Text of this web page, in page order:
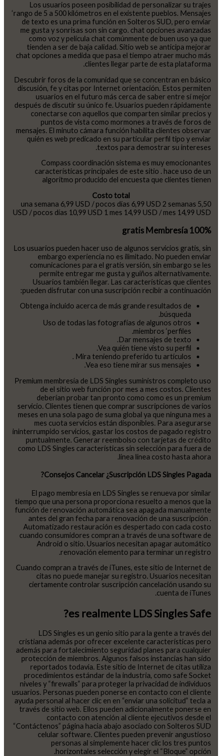
Los usuarios poseen posibilidad de personalizar su trajes
‘rango de 5 a 500 kilómetros en el existente pueblos. Mensajes
de texto es una prima función en Solteros SUD, pero enviar
me gusta y sonrisas son sin cargo. chat opciones avanzadas
como voz y película chat comúnmente de buen uso ya que
tienden a ser de baja calidad. Sitio web se anticipa mejorar
chat opciones a medida que pasa el tiempo atraer mucho más
clientes llegar parte de esta plataforma.
Descubrir foros de la comunidad que se concentran en básico
discusión, fe y citas por Internet orientación. Estos permiten
usuarios en el futuro más cerca de saber entre sí mejor
después de discutir su único fe. Usuarios pueden rápidamente
conectarse con aquellos que comparten similar precios y
puntos de vista como mormones a través de foros de
mensajes. El minuto cámara función habilita clientes observar
quién es web predicado en su particular perfil tipo y enviar
textos para demostrar su intereses.
Compass coordinación sistema es muy emocionantes
características principales de este sitio . hace uso de un
algoritmo producido del encuesta que clientes tienen
Costo total
una semana 6,99 USD / pocos días 6,99 USD 2 semanas 5,50
USD / pocos días 10,99 USD 1 mes 14,99 USD / mes 14,99 USD
100% gratis Membresía
Los usuarios pueden hacer uso de algunos servicios gratis, sin
embargo experiencia no es ilimitado. No pueden enviar
comunicaciones para el gratis versión, sin embargo se les
permite entregar me gusta y guiños alternativamente.
Usuarios también llegar. Las características que clientes
pueden disfrutar con una suscripción recibir a continuación:
Obtenga incluido acerca de más grande resultados de
búsqueda.
Uso de todas las fotografías de algunos otros
miembros ‘perfiles.
Dar mensajes de texto.
Vea quién tiene visto su perfil.
Mira teniendo preferido tu artículos .
Vea eso tiene mirar sus mensajes.
Premium membresía de LDS Singles suministros completo uso
de el sitio web función por mes a mes costos. Clientes
deberían probar tan pronto como como es un premium
servicio. Clientes tienen que comprar suscripciones de varios
meses en una sola pago de suma global ya que ninguna mes a
mes cuota servicios están disponibles. Para asegurarse
ininterrumpido servicios, gastar los costos de pagado registro
puntualmente. Generar reembolso con tarjetas de crédito
como LDS Singles características sin selección para fuera de
línea línea costo hasta ahora.
Consejos Cancelar ¿Suscripción LDS Singles Pagada?
El pago membresía en LDS Singles se renueva por similar
tiempo que una persona proporciona resuelto a menos que la
función de renovación automática sea apagada manualmente
antes del gran fecha para renovación de una suscripción .
Automatizado restauración es despertado con cada costo
cuando consumidores compran a través de una software de
Android o sitio. Usuarios necesitan apagar automático
renovación elemento para terminar un registro.
Cuando compran a través de iTunes, este sitio de Internet de
citas no puede manejar su registro. Usuarios necesitan
ciertamente controlar suscripción cancelación usando su
cuenta de iTunes.
es realmente LDS Singles Safe?
LDS Singles es un genio sitio para la gente a través del
cristiana además por ofrecer excelente características pero
además para fortalecimiento seguridad planes para cualquier
protección de miembros. Algunos falsos instancias han sido
reportados todavía. Este sitio de Internet de citas utiliza
procedimientos estándar de la industria, como safe Socket
niveles y “firewalls” para proteger la privacidad de individuos
usuarios. Personas pueden ponerse en contacto con el cliente
ayuda personal al hacer clic en en “enviar una solicitud” tecla a
través de sitio web. Ellos pueden adicionalmente ponerse en
contacto con atención al cliente ejecutivos desde el
“Contáctenos” página hacia abajo asociado con Solteros SUD
celular software. Clientes pueden prevenir angustioso
personas al simplemente hacer clic los tres puntos
horizontales selección y elegir el “Bloque” opción.